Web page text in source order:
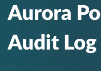
Aurora
Audit Log